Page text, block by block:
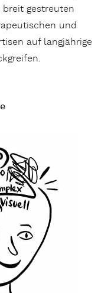
gestreuten
und
auf langjährige